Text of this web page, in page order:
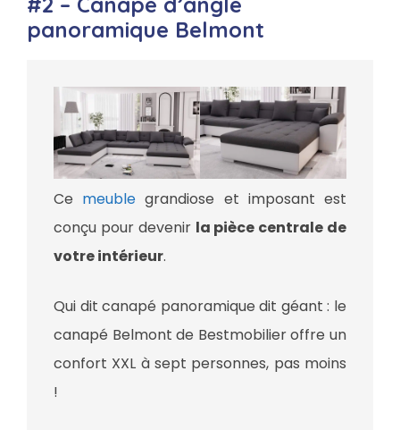
panoramique Belmont
Ce meublegrandiose et imposant est
conçu pour devenir la pièce centrale de
votre intérieur.
Qui dit canapé panoramique dit géant : le
canapé Belmont de Bestmobilier offre un
confort XXL à sept personnes, pas moins
!